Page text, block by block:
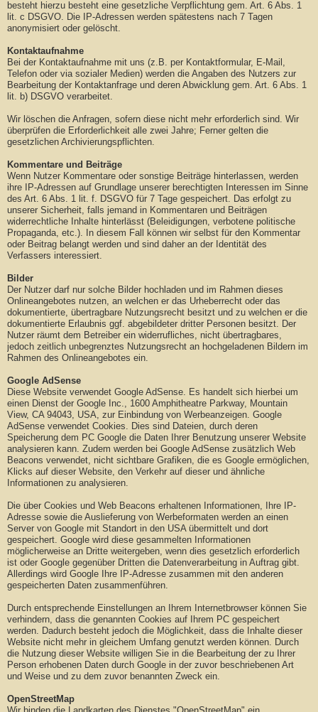
besteht hierzu besteht eine gesetzliche Verpflichtung gem. Art. 6 Abs. 1
lit. c DSGVO. Die IP-Adressen werden spätestens nach 7 Tagen
anonymisiert oder gelöscht.
Kontaktaufnahme
Bei der Kontaktaufnahme mit uns (z.B. per Kontaktformular, E-Mail,
Telefon oder via sozialer Medien) werden die Angaben des Nutzers zur
Bearbeitung der Kontaktanfrage und deren Abwicklung gem. Art. 6 Abs. 1
lit. b) DSGVO verarbeitet.
Wir löschen die Anfragen, sofern diese nicht mehr erforderlich sind. Wir
überprüfen die Erforderlichkeit alle zwei Jahre; Ferner gelten die
gesetzlichen Archivierungspflichten.
Kommentare und Beiträge
Wenn Nutzer Kommentare oder sonstige Beiträge hinterlassen, werden
ihre IP-Adressen auf Grundlage unserer berechtigten Interessen im Sinne
des Art. 6 Abs. 1 lit. f. DSGVO für 7 Tage gespeichert. Das erfolgt zu
unserer Sicherheit, falls jemand in Kommentaren und Beiträgen
widerrechtliche Inhalte hinterlässt (Beleidigungen, verbotene politische
Propaganda, etc.). In diesem Fall können wir selbst für den Kommentar
oder Beitrag belangt werden und sind daher an der Identität des
Verfassers interessiert.
Bilder
Der Nutzer darf nur solche Bilder hochladen und im Rahmen dieses
Onlineangebotes nutzen, an welchen er das Urheberrecht oder das
dokumentierte, übertragbare Nutzungsrecht besitzt und zu welchen er die
dokumentierte Erlaubnis ggf. abgebildeter dritter Personen besitzt. Der
Nutzer räumt dem Betreiber ein widerrufliches, nicht übertragbares,
jedoch zeitlich unbegrenztes Nutzungsrecht an hochgeladenen Bildern im
Rahmen des Onlineangebotes ein.
Google AdSense
Diese Website verwendet Google AdSense. Es handelt sich hierbei um
einen Dienst der Google Inc., 1600 Amphitheatre Parkway, Mountain
View, CA 94043, USA, zur Einbindung von Werbeanzeigen. Google
AdSense verwendet Cookies. Dies sind Dateien, durch deren
Speicherung dem PC Google die Daten Ihrer Benutzung unserer Website
analysieren kann. Zudem werden bei Google AdSense zusätzlich Web
Beacons verwendet, nicht sichtbare Grafiken, die es Google ermöglichen,
Klicks auf dieser Website, den Verkehr auf dieser und ähnliche
Informationen zu analysieren.
Die über Cookies und Web Beacons erhaltenen Informationen, Ihre IP-
Adresse sowie die Auslieferung von Werbeformaten werden an einen
Server von Google mit Standort in den USA übermittelt und dort
gespeichert. Google wird diese gesammelten Informationen
möglicherweise an Dritte weitergeben, wenn dies gesetzlich erforderlich
ist oder Google gegenüber Dritten die Datenverarbeitung in Auftrag gibt.
Allerdings wird Google Ihre IP-Adresse zusammen mit den anderen
gespeicherten Daten zusammenführen.
Durch entsprechende Einstellungen an Ihrem Internetbrowser können Sie
verhindern, dass die genannten Cookies auf Ihrem PC gespeichert
werden. Dadurch besteht jedoch die Möglichkeit, dass die Inhalte dieser
Website nicht mehr in gleichem Umfang genutzt werden können. Durch
die Nutzung dieser Website willigen Sie in die Bearbeitung der zu Ihrer
Person erhobenen Daten durch Google in der zuvor beschriebenen Art
und Weise und zu dem zuvor benannten Zweck ein.
OpenStreetMap